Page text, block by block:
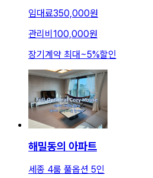
임대료350,000원
관리비 100,000원
장기계약 최대~5%할인
해밀동의 아파트
세종 4룸 풀옵션 5인